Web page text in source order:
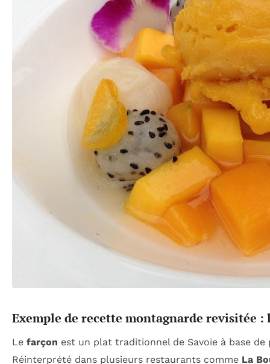
Exemple de recette montagnarde revisitée :
Le farçon est un plat traditionnel de Savoie à base
Réinterprété dans plusieurs restaurants comme La